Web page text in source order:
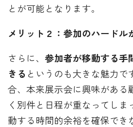
とが可能となります。
メリット２：参加のハードル
さらに、参加者が移動する手
きる というのも大きな魅力で
合、本来展示会に興味がある
く別件と日程が重なってしま
動する時間的余裕を確保でき